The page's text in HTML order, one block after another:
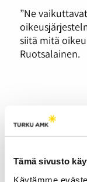
Tämä sivusto
Käytämme
”Ne
siitä mitä
Ruotsalainen.